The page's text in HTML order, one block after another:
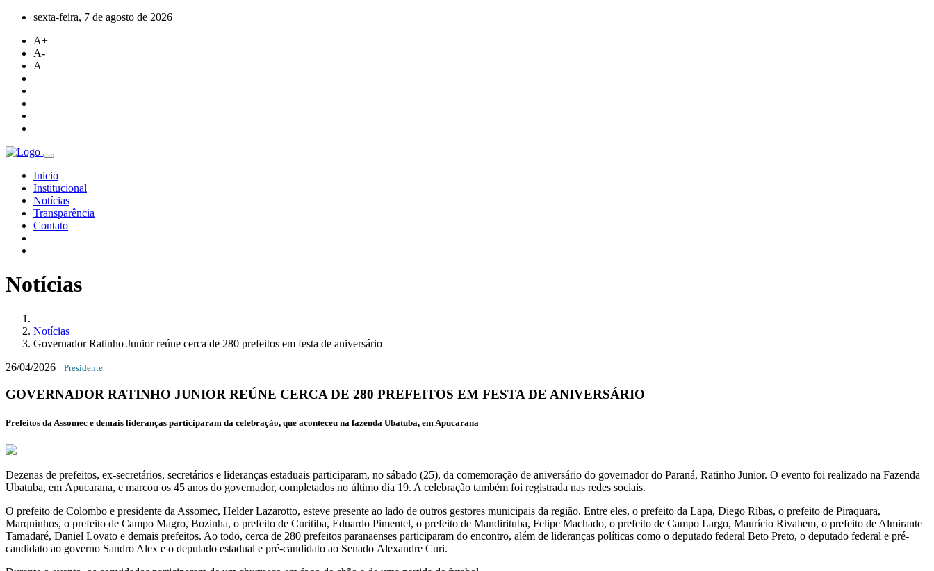
sexta-feira, 7 de agosto de 2026
A+
A-
A
Inicio
Institucional
Notícias
Transparência
Contato
Notícias
Notícias
Governador Ratinho Junior reúne cerca de 280 prefeitos em festa de aniversário
26/04/2026 Presidente
GOVERNADOR RATINHO JUNIOR REÚNE CERCA DE 280 PREFEITOS EM FESTA DE ANIVERSÁRIO
Prefeitos da Assomec e demais lideranças participaram da celebração, que aconteceu na fazenda Ubatuba, em Apucarana
Dezenas de prefeitos, ex-secretários, secretários e lideranças estaduais participaram, no sábado (25), da comemoração de aniversário do governador do Paraná, Ratinho Junior. O evento foi realizado na Fazenda
Ubatuba, em Apucarana, e marcou os 45 anos do governador, completados no último dia 19. A celebração também foi registrada nas redes sociais.
O prefeito de Colombo e presidente da Assomec, Helder Lazarotto, esteve presente ao lado de outros gestores municipais da região. Entre eles, o prefeito da Lapa, Diego Ribas, o prefeito de Piraquara,
Marquinhos, o prefeito de Campo Magro, Bozinha, o prefeito de Curitiba, Eduardo Pimentel, o prefeito de Mandirituba, Felipe Machado, o prefeito de Campo Largo, Maurício Rivabem, o prefeito de Almirante
Tamadaré, Daniel Lovato e demais prefeitos. Ao todo, cerca de 280 prefeitos paranaenses participaram do encontro, além de lideranças políticas como o deputado federal Beto Preto, o deputado federal e pré-
candidato ao governo Sandro Alex e o deputado estadual e pré-candidato ao Senado Alexandre Curi.